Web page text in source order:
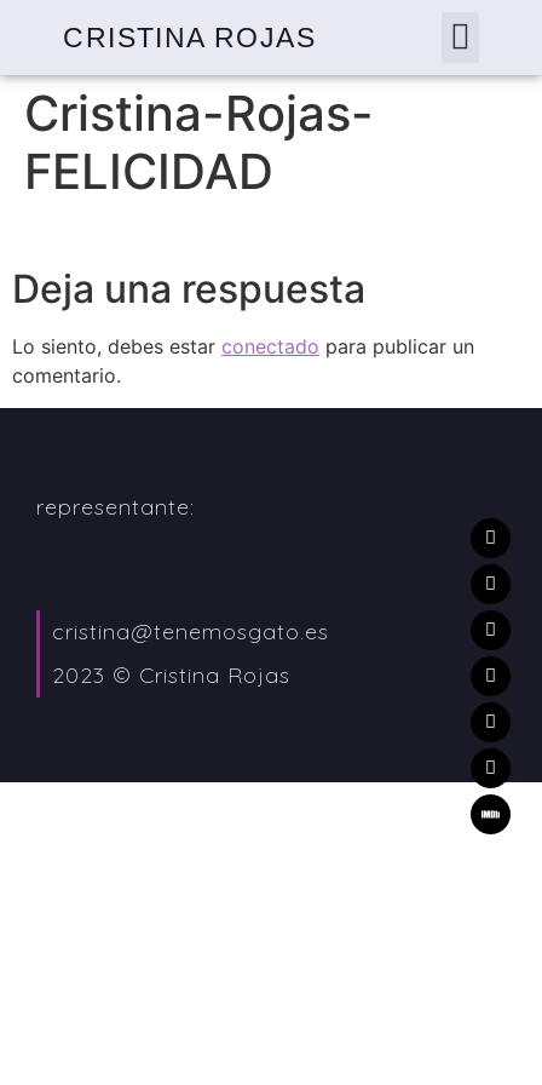
CRISTINA ROJAS
Cristina-Rojas-
FELICIDAD
Deja una respuesta
Lo siento, debes estar conectado para publicar un
comentario.
representante:
cristina@tenemosgato.es
2023 © Cristina Rojas